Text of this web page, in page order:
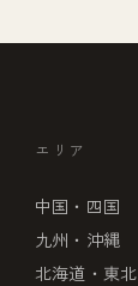
エリア
中国・四国
九州・沖縄
北海道・東北